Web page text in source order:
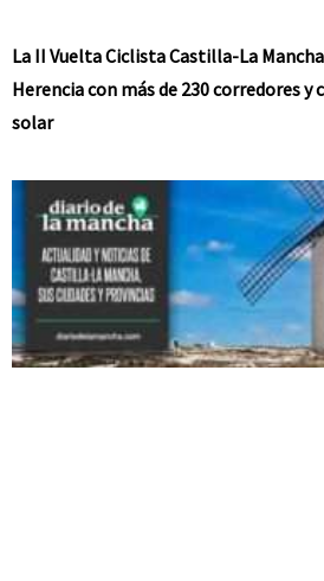
La II Vuelta Ciclista Castilla-La
Herencia con más de 230 corredores
solar